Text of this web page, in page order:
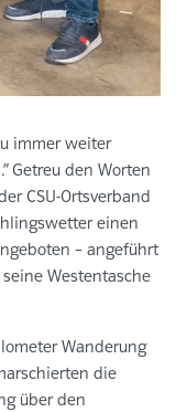
immer weiter
Getreu den Worten
CSU-Ortsverband
einen
– angeführt
Westentasche
Wanderung
die
über den